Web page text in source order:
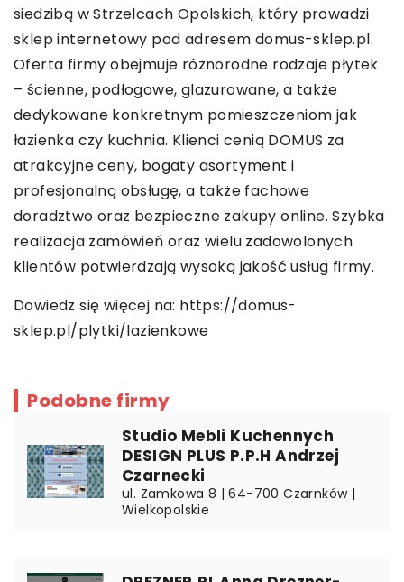
siedzibą w Strzelcach Opolskich, który prowadzi
sklep internetowy pod adresem domus-sklep.pl.
Oferta firmy obejmuje różnorodne rodzaje płytek
– ścienne, podłogowe, glazurowane, a także
dedykowane konkretnym pomieszczeniom jak
łazienka czy kuchnia. Klienci cenią DOMUS za
atrakcyjne ceny, bogaty asortyment i
profesjonalną obsługę, a także fachowe
doradztwo oraz bezpieczne zakupy online. Szybka
realizacja zamówień oraz wielu zadowolonych
klientów potwierdzają wysoką jakość usług firmy.
Dowiedz się więcej na: https://domus-
sklep.pl/plytki/lazienkowe
Podobne firmy
Studio Mebli Kuchennych
DESIGN PLUS P.P.H Andrzej
Czarnecki
ul. Zamkowa 8 | 64-700 Czarnków |
Wielkopolskie